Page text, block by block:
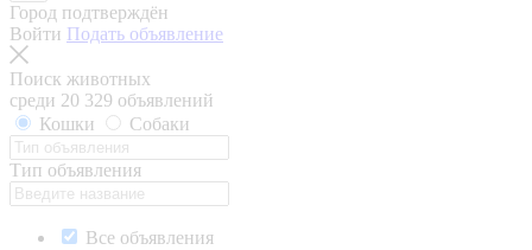
Город подтверждён
Войти Подать объявление
Поиск животных
среди 20 329 объявлений
Кошки
Собаки
Тип объявления
Все объявления